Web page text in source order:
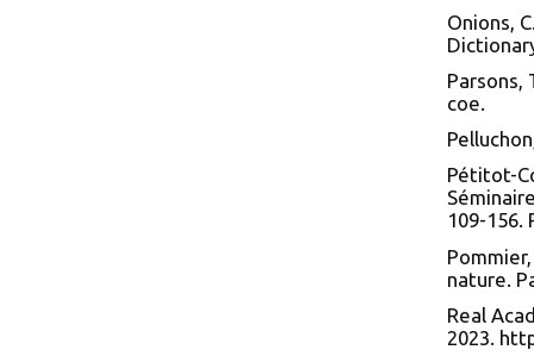
Onions,
Parsons,
coe.
Pétitot-
109-156.
nature.
Real
2023.